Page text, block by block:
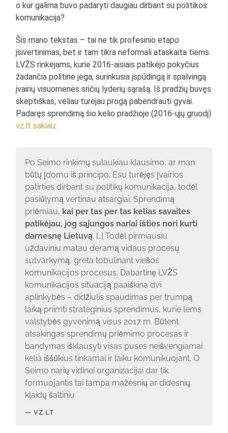
o kur galima buvo padaryti daugiau dirbant su politikos
komunikacija?
Šis mano tekstas – tai ne tik profesinio etapo
įsivertinimas, bet ir tam tikra neformali ataskaita tiems
LVŽS rinkėjams, kurie 2016-aisiais patikėjo pokyčius
žadančia politine jėga, surinkusia įspūdingą ir spalvingą
įvairių visuomenės sričių lyderių sąrašą. Iš pradžių buvęs
skeptiškas, vėliau turėjau progą pabendrauti gyvai.
Padaręs sprendimą šio kelio pradžioje (2016-ųjų gruodį)
vz.lt sakiau:
Po Seimo rinkimų sulaukiau klausimo, ar man
būtų įdomu iš principo. Esu turėjęs įvairios
patirties dirbant su politikų komunikacija, todėl
pasiūlymą vertinau atsargiai. Sprendimą
priėmiau, kai per tas per tas kelias savaites
patikėjau, jog sąjungos nariai išties nori kurti
darnesnę Lietuvą. [..] Todėl pirmiausiu
uždaviniu matau deramą vidaus procesų
sutvarkymą, greta tobulinant viešos
komunikacijos procesus. Dabartinę LVŽS
komunikacijos situaciją paaiškina dvi
aplinkybės – didžiulis spaudimas per trumpą
laiką priimti strateginius sprendimus, kurie lems
valstybės gyvenimą visus 2017 m. Būtent
atsakingas sprendimų priėmimo procesas ir
bandymas išklausyti visas puses neišvengiamai
kelia iššūkius tinkamai ir laiku komunikuojant. O
Seimo narių vidinei organizacijai dar tik
formuojantis tai tampa mažesnių ar didesnių
klaidų šaltiniu
VZ.LT